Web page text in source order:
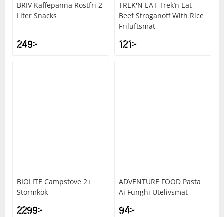
BRIV Kaffepanna Rostfri 2
Liter Snacks
249kr
TREK'N EAT Trek’n Eat
Beef Stroganoff With Rice
Friluftsmat
121kr
BIOLITE Campstove 2+
Stormkök
2299kr
ADVENTURE FOOD Pasta
Ai Funghi Utelivsmat
94kr